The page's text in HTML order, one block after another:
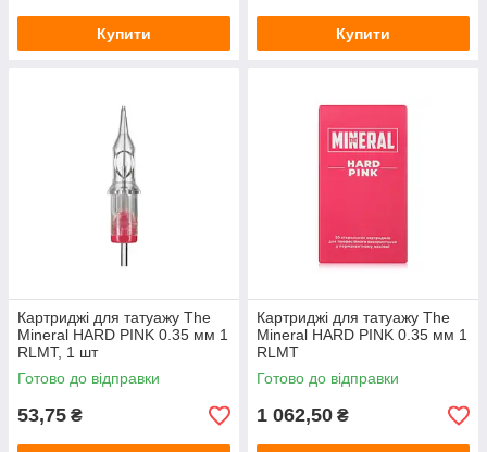
Купити Купити
Картриджі для татуажу The
Mineral HARD PINK 0.35 мм 1
RLMT, 1 шт
Готово до відправки
53,75 ₴
Картриджі для татуажу The
Mineral HARD PINK 0.35 мм 1
RLMT
Готово до відправки
1 062,50 ₴